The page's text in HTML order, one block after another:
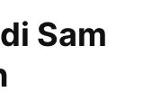
Sam